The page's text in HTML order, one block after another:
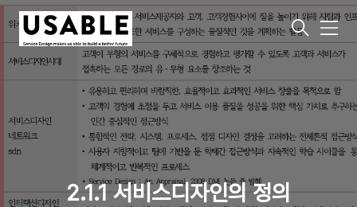
메
뉴
2.1.1 서비스디자인의 정의